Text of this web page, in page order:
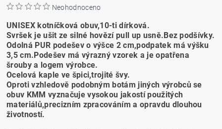
Neohodnoceno
UNISEX kotníčková obuv,10-ti dírková.
Svršek je ušit ze silné hovězí pull up usně.Bez podšívky.
Odolná PUR podešev o výšce 2 cm,podpatek má výšku
3,5 cm.Podešev má výrazný vzorek a je opatřena
šrouby a logem výrobce.
Ocelová kaple ve špici,trojité švy.
Oproti vzhledově podobným botám jiných výrobců se
obuv KMM vyznačuje vysokou jakostí použitých
materiálů,precizním zpracováním a opravdu dlouhou
životností.